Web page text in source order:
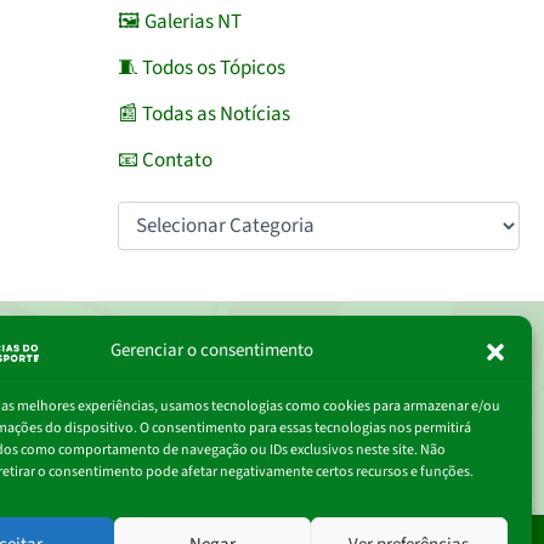
Gerenciar o consentimento
melhores experiências, usamos tecnologias como cookies para armazenar e/ou
do dispositivo. O consentimento para essas tecnologias nos permitirá
como comportamento de navegação ou IDs exclusivos neste site. Não
o consentimento pode afetar negativamente certos recursos e funções.
🖼️ Galerias NT
🧵 Todos os Tópicos
📰 Todas as Notícias
📧 Contato
Assinar